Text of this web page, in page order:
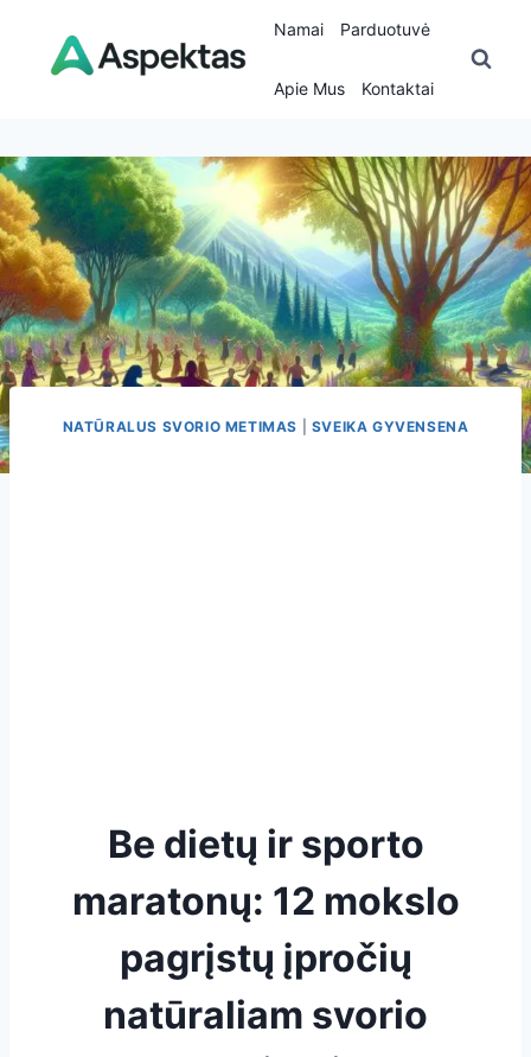
content
Namai Parduotuvė
Apie Mus Kontaktai
NATŪRALUS SVORIO METIMAS SVEIKA GYVENSENA
Be dietų ir sporto
maratonų: 12 mokslo
pagrįstų įpročių
natūraliam svorio